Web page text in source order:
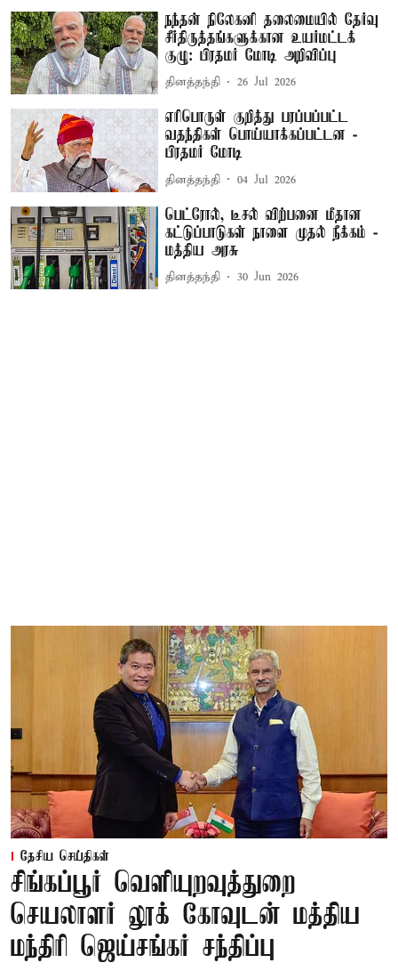
நந்தன் நிலேகனி தலைமையில் தேர்வு
சீர்திருத்தங்களுக்கான உயர்மட்டக்
குழு: பிரதமர் மோடி அறிவிப்பு
தினத்தந்தி 26 Jul 2026
எரிபொருள் குறித்து பரப்பப்பட்ட
வதந்திகள் பொய்யாக்கப்பட்டன -
பிரதமர் மோடி
தினத்தந்தி 04 Jul 2026
பெட்ரோல், டீசல் விற்பனை மீதான
கட்டுப்பாடுகள் நாளை முதல் நீக்கம் -
மத்திய அரசு
தினத்தந்தி 30 Jun 2026
தேசிய செய்திகள்
சிங்கப்பூர் வெளியுறவுத்துறை
செயலாளர் லூக் கோவுடன் மத்திய
மந்திரி ஜெய்சங்கர் சந்திப்பு